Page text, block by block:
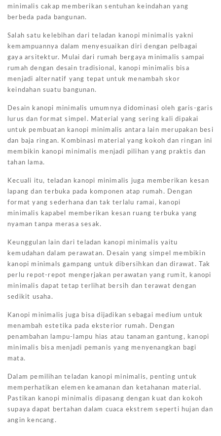
minimalis cakap memberikan sentuhan keindahan yang
berbeda pada bangunan.
Salah satu kelebihan dari teladan kanopi minimalis yakni
kemampuannya dalam menyesuaikan diri dengan pelbagai
gaya arsitektur. Mulai dari rumah bergaya minimalis sampai
rumah dengan desain tradisional, kanopi minimalis bisa
menjadi alternatif yang tepat untuk menambah skor
keindahan suatu bangunan.
Desain kanopi minimalis umumnya didominasi oleh garis-garis
lurus dan format simpel. Material yang sering kali dipakai
untuk pembuatan kanopi minimalis antara lain merupakan besi
dan baja ringan. Kombinasi material yang kokoh dan ringan ini
membikin kanopi minimalis menjadi pilihan yang praktis dan
tahan lama.
Kecuali itu, teladan kanopi minimalis juga memberikan kesan
lapang dan terbuka pada komponen atap rumah. Dengan
format yang sederhana dan tak terlalu ramai, kanopi
minimalis kapabel memberikan kesan ruang terbuka yang
nyaman tanpa merasa sesak.
Keunggulan lain dari teladan kanopi minimalis yaitu
kemudahan dalam perawatan. Desain yang simpel membikin
kanopi minimals gampang untuk dibersihkan dan dirawat. Tak
perlu repot-repot mengerjakan perawatan yang rumit, kanopi
minimalis dapat tetap terlihat bersih dan terawat dengan
sedikit usaha.
Kanopi minimalis juga bisa dijadikan sebagai medium untuk
menambah estetika pada eksterior rumah. Dengan
penambahan lampu-lampu hias atau tanaman gantung, kanopi
minimalis bisa menjadi pemanis yang menyenangkan bagi
mata.
Dalam pemilihan teladan kanopi minimalis, penting untuk
memperhatikan elemen keamanan dan ketahanan material.
Pastikan kanopi minimalis dipasang dengan kuat dan kokoh
supaya dapat bertahan dalam cuaca ekstrem seperti hujan dan
angin kencang.